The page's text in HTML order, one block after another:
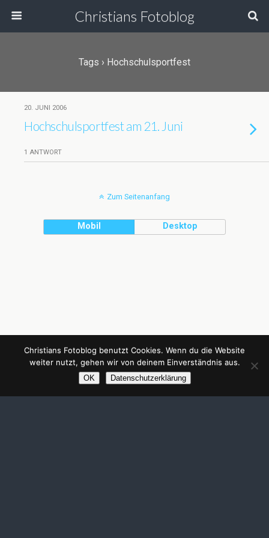
Christians Fotoblog
Tags › Hochschulsportfest
20. JUNI 2006
Hochschulsportfest am 21. Juni
1 ANTWORT
Zum Seitenanfang
Mobil Desktop
Christians Fotoblog benutzt Cookies. Wenn du die Website
weiter nutzt, gehen wir von deinem Einverständnis aus.
OK Datenschutzerklärung